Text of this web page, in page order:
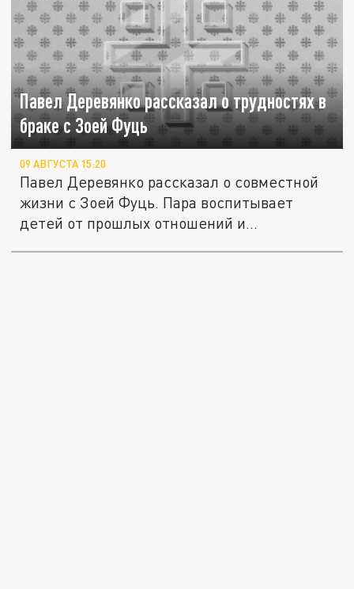
Павел Деревянко рассказал о трудностях в
браке с Зоей Фуць
09 АВГУСТА 15:20
Павел Деревянко рассказал о совместной
жизни с Зоей Фуць. Пара воспитывает
детей от прошлых отношений и...